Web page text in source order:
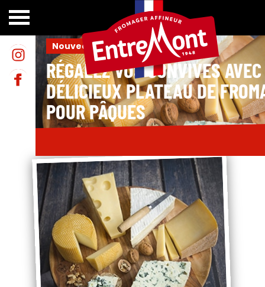
Le blog > Nouveautés
Nouveautés
RÉGALEZ VOS CONVIVES
DÉLICIEUX PLATEAU DE
POUR PÂQUES